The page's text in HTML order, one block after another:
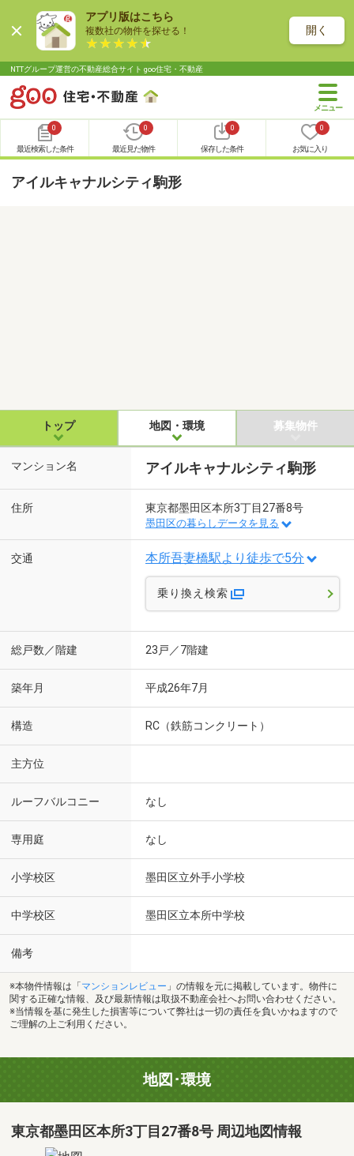
アプリ版はこちら
複数社の物件を探せる！ 開く
NTTグループ運営の不動産総合サイト goo住宅・不動産
0
最近検索した条件
0
最近見た物件
0
保存した条件
0
お気に入り
アイルキャナルシティ駒形
トップ 地図・環境 募集物件
マンション名 アイルキャナルシティ駒形
住所 東京都墨田区本所3丁目27番8号
墨田区の暮らしデータを見る
交通 本所吾妻橋駅より徒歩で5分
乗り換え検索
総戸数／階建 23戸／7階建
築年月 平成26年7月
構造 RC（鉄筋コンクリート）
主方位
ルーフバルコニー なし
専用庭 なし
小学校区 墨田区立外手小学校
中学校区 墨田区立本所中学校
備考
※本物件情報は「 マンションレビュー 」の情報を元に掲載しています。物件に
関する正確な情報、及び最新情報は取扱不動産会社へお問い合わせください。
※当情報を基に発生した損害等について弊社は一切の責任を負いかねますので
ご理解の上ご利用ください。
地図･環境
東京都墨田区本所3丁目27番8号 周辺地図情報